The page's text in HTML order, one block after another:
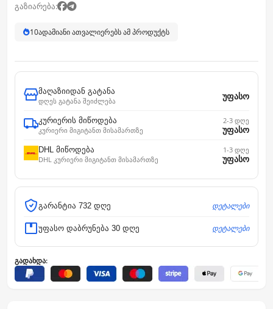
გაზიარება:
10ადამიანი ათვალიერებს ამ პროდუქტს
მაღაზიიდან გატანა
დღეს გატანა შეიძლება
უფასო
კურიერის მიწოდება
კურიერი მიგიტანთ მისამართზე
2-3 დღე
უფასო
DHL მიწოდება
DHL კურიერი მიგიტანთ მისამართზე
1-3 დღე
უფასო
გარანტია 732 დღე დეტალები
უფასო დაბრუნება 30 დღე დეტალები
გადახდა: